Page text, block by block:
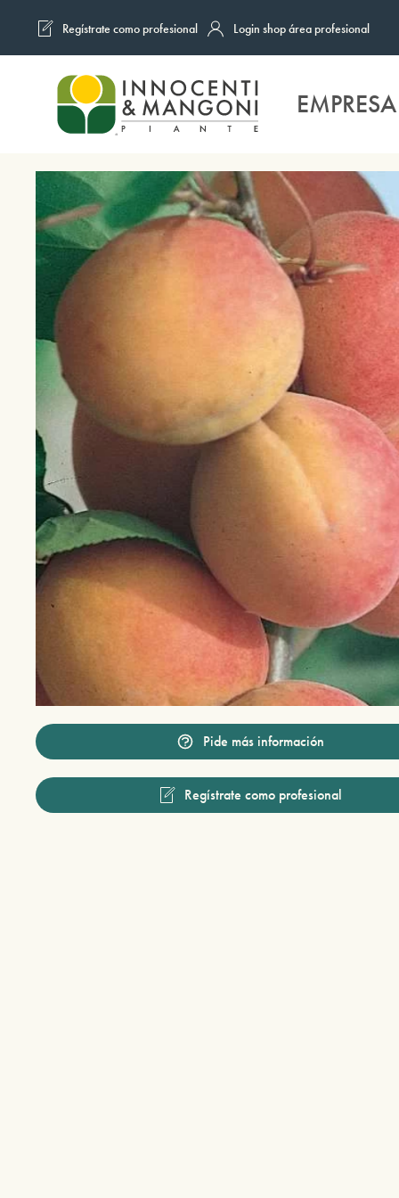
Skip to main content
Regístrate como profesional Login shop área profesional
EMPRESA
Pide más información
Regístrate como profesional